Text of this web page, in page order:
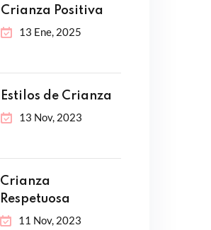
Crianza Positiva
13 Ene, 2025
Estilos de Crianza
13 Nov, 2023
Crianza
Respetuosa
11 Nov, 2023